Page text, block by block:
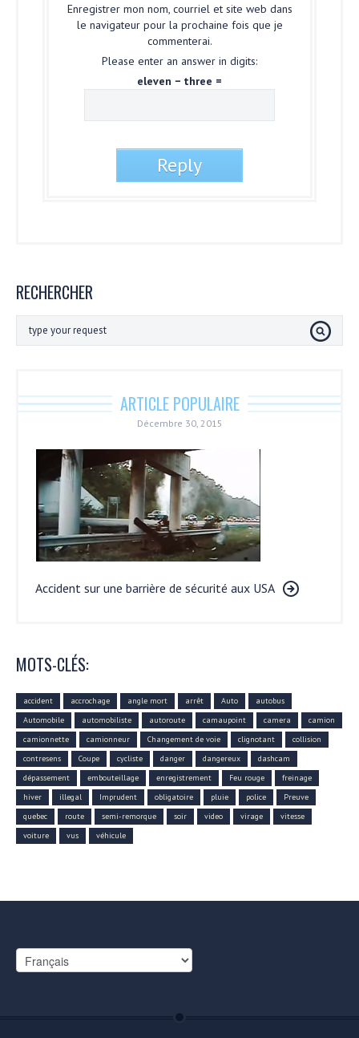
Enregistrer mon nom, courriel et site web dans
le navigateur pour la prochaine fois que je
commenterai.
Please enter an answer in digits:
eleven − three =
RECHERCHER
ARTICLE POPULAIRE
Décembre 30, 2015
Accident sur une barrière de sécurité aux USA
MOTS-CLÉS:
accident accrochage angle mort arrêt Auto
autobus
Automobile
automobiliste autoroute camaupoint camera
camion
camionnette
camionneur Changement de voie clignotant
collision
contresens
Coupe cycliste danger dangereux
dashcam
dépassement
embouteillage enregistrement Feu rouge
freinage
hiver
illegal Imprudent obligatoire pluie police
Preuve
quebec
route semi-remorque soir video virage
vitesse
voiture
vus véhicule
Choisir
une